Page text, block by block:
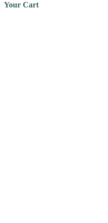
Your Cart